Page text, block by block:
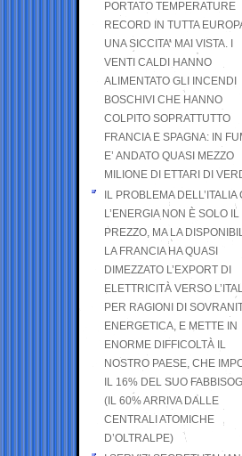
PORTATO TEMPERATURE
RECORD IN TUTTA
UNA SICCITA’ MAI VISTA. I
VENTI CALDI HANNO
ALIMENTATO GLI INCENDI
BOSCHIVI CHE HANNO
COLPITO SOPRATTUTTO
FRANCIA E SPAGNA: IN
E’ ANDATO QUASI MEZZO
MILIONE DI ETTARI DI
IL PROBLEMA DELL’ITALIA
L’ENERGIA NON È SOLO IL
PREZZO, MA LA
LA FRANCIA HA QUASI
DIMEZZATO L’EXPORT DI
ELETTRICITÀ VERSO
PER RAGIONI DI
ENERGETICA, E METTE IN
ENORME DIFFICOLTÀ IL
NOSTRO PAESE, CHE
IL 16% DEL SUO
(IL 60% ARRIVA DALLE
CENTRALI ATOMICHE
D’OLTRALPE)